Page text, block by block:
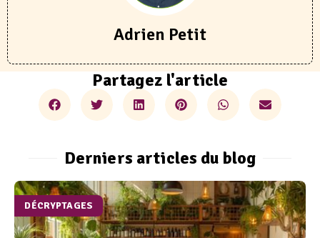
Adrien Petit
Partagez l'article
Derniers articles du blog
DÉCRYPTAGES